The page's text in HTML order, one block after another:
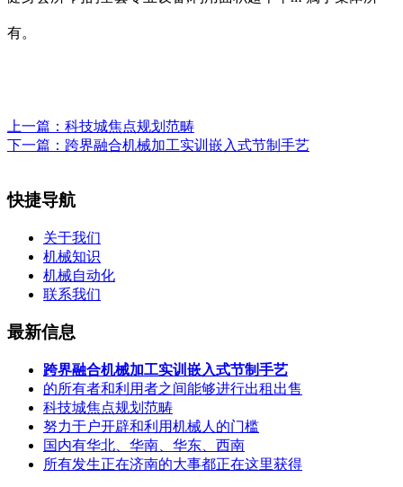
有。
上一篇： 科技城焦点规划范畴
下一篇： 跨界融合机械加工实训嵌入式节制手艺
快捷导航
关于我们
机械知识
机械自动化
联系我们
最新信息
跨界融合机械加工实训嵌入式节制手艺
的所有者和利用者之间能够进行出租出售
科技城焦点规划范畴
努力于户开辟和利用机械人的门槛
国内有华北、华南、华东、西南
所有发生正在济南的大事都正在这里获得